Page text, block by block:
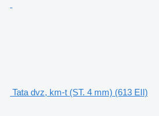
Tata dvz, km-t (ST. 4 mm) (613 EII)